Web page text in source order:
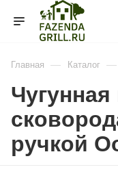
Главная — Каталог —
Чугунная
ручкой